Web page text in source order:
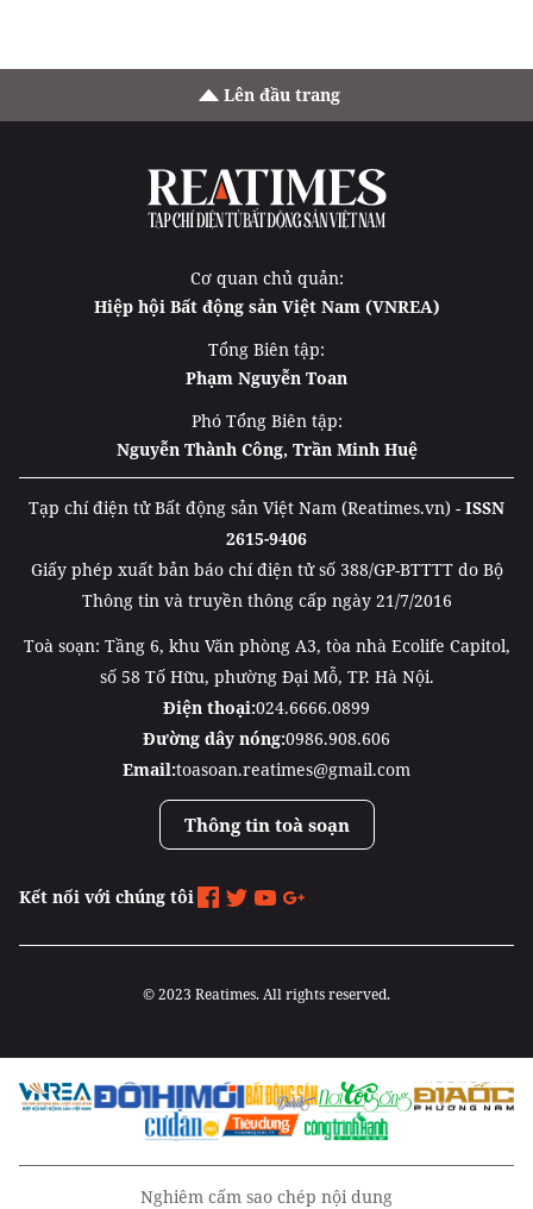
Lên đầu trang
Cơ quan chủ quản:
Hiệp hội Bất động sản Việt Nam (VNREA)
Tổng Biên tập:
Phạm Nguyễn Toan
Phó Tổng Biên tập:
Nguyễn Thành Công, Trần Minh Huệ
Tạp chí điện tử Bất động sản Việt Nam (Reatimes.vn) - ISSN
2615-9406
Giấy phép xuất bản báo chí điện tử số 388/GP-BTTTT do Bộ
Thông tin và truyền thông cấp ngày 21/7/2016
Toà soạn: Tầng 6, khu Văn phòng A3, tòa nhà Ecolife Capitol,
số 58 Tố Hữu, phường Đại Mỗ, TP. Hà Nội.
Điện thoại:024.6666.0899
Đường dây nóng:0986.908.606
Email:toasoan.reatimes@gmail.com
Thông tin toà soạn
Kết nối với chúng tôi
© 2023 Reatimes. All rights reserved.
Nghiêm cấm sao chép nội dung